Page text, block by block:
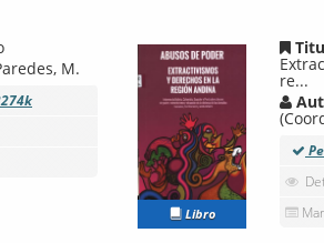
M.
Libro
re...